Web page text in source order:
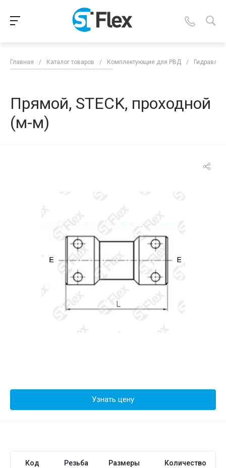
Главная / Каталог товаров / Комплектующие для РВД /
Прямой, STECK, проходной
(м-м)
Узнать цену
Код
Резьба Размеры Количество